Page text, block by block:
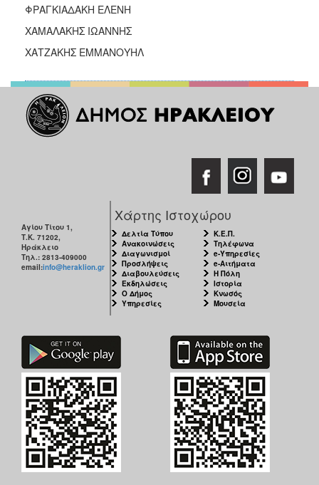
ΦΡΑΓΚΙΑΔΑΚΗ ΕΛΕΝΗ
ΧΑΜΑΛΑΚΗΣ ΙΩΑΝΝΗΣ
ΧΑΤΖΑΚΗΣ ΕΜΜΑΝΟΥΗΛ
Αγίου Τίτου 1,
Τ.Κ. 71202,
Ηράκλειο
Τηλ.: 2813-409000
email:info@heraklion.gr
Χάρτης Ιστοχώρου
Δελτία Τύπου
Ανακοινώσεις
Διαγωνισμοί
Προσλήψεις
Διαβουλεύσεις
Εκδηλώσεις
Ο Δήμος
Υπηρεσίες
Κ.Ε.Π.
Τηλέφωνα
e-Υπηρεσίες
e-Αιτήματα
Η Πόλη
Ιστορία
Κνωσός
Μουσεία